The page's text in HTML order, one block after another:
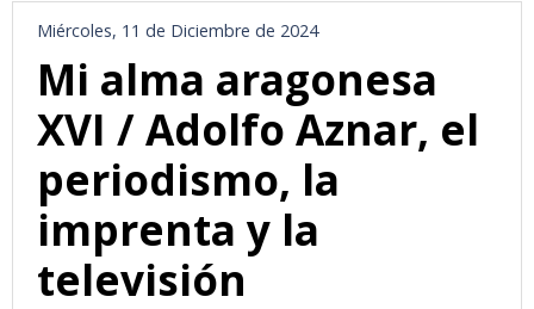
Miércoles, 11 de Diciembre de 2024
Mi alma aragonesa
XVI / Adolfo Aznar, el
periodismo, la
imprenta y la
televisión